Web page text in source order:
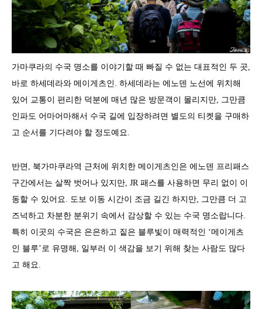
가마쿠라의 수국 명소를 이야기할 때 빠질 수 없는 대표적인 두 곳,
바로 하세데라와 메이게츠인. 하세데라는 에노덴 노선에 위치해
있어 교통이 편리한 덕분에 매년 많은 방문객이 몰리지만, 그만큼
인파도 어마어마해서 수국 길에 입장하려면 별도의 티켓을 구매하
고 순서를 기다려야 할 정도예요.
반면, 북가마쿠라역 근처에 위치한 메이게츠인은 에노덴 프리패스
구간에서는 살짝 벗어나 있지만, JR 패스를 사용하면 무리 없이 이
동할 수 있어요. 도보 이동 시간이 조금 길긴 하지만, 그만큼 더 고
즈넉하고 차분한 분위기 속에서 감상할 수 있는 수국 명소랍니다.
특히 이곳의 수국은 은은하고 짙은 블루빛이 매력적인 ‘메이게츠
인 블루’로 유명해, 일부러 이 색감을 보기 위해 찾는 사람도 많다
고 해요.